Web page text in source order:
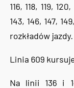
116, 118, 119,
143, 146, 147,
rozkładów jazdy.
Linia 609
Na linii 136 i